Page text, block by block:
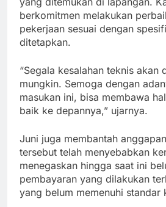
berkomitmen melakukan
pekerjaan sesuai dengan
ditetapkan.
“Segala kesalahan teknis akan
mungkin. Semoga dengan
masukan ini, bisa membawa
baik ke depannya,” ujarnya.
Juni juga membantah
tersebut telah menyebabkan
menegaskan hingga saat ini
pembayaran yang dilakukan
yang belum memenuhi standar